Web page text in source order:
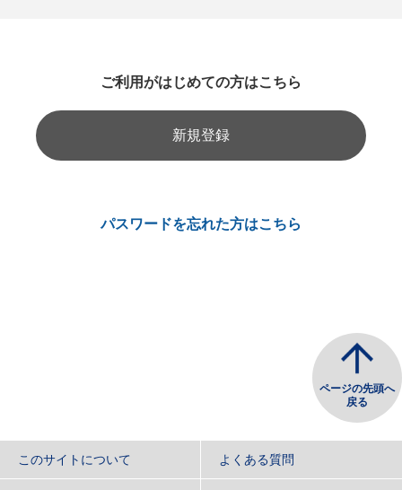
ご利用がはじめての方はこちら
新規登録
パスワードを忘れた方はこちら
ページの先頭へ
戻る
このサイトについて よくある質問